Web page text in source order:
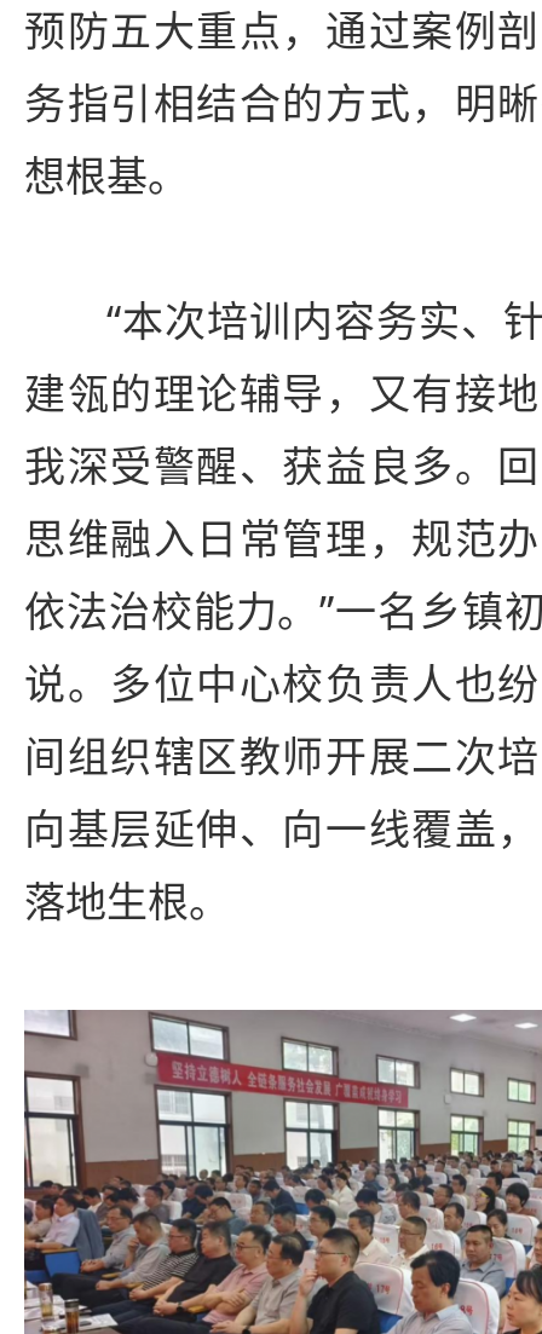
预防五大重点，通过案例
务指引相结合的方式，明
想根基。
“本次培训内容务实、
建瓴的理论辅导，又有接
我深受警醒、获益良多。
思维融入日常管理，规范
依法治校能力。”一名乡镇
说。多位中心校负责人也
间组织辖区教师开展二次
向基层延伸、向一线覆盖
落地生根。